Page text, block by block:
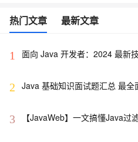
热门文章 最新文章
1
面向 Java 开发者：2024 最新
2 Java 基础知识面试题汇总 最
3 【JavaWeb】一文搞懂Java过